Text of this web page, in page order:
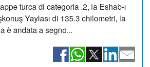
turca di categoria .2, la Eshab-ı
Yaylası di 135.3 chilometri, la
è andata a segno...